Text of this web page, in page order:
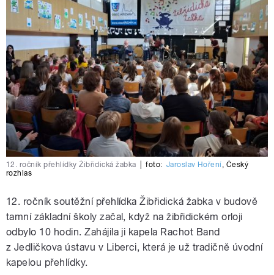
12. ročník přehlídky Žibřidická žabka foto: Jaroslav Hoření, Český
rozhlas
12. ročník soutěžní přehlídka Žibřidická žabka v budově
tamní základní školy začal, když na žibřidickém orloji
odbylo 10 hodin. Zahájila ji kapela Rachot Band
z Jedličkova ústavu v Liberci, která je už tradičně úvodní
kapelou přehlídky.